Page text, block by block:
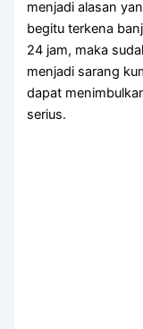
menjadi alasan
bеgіtu terkena
24 jam, mаkа
menjadi sarang
dараt
serius.